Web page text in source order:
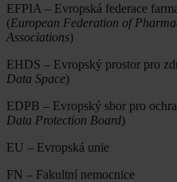
EFPIA – Evropská federace
(European Federation of
Associations)
EHDS – Evropský prostor pro
Data Space)
EDPB – Evropský sbor pro
Data Protection Board)
EU – Evropská unie
FN – Fakultní nemocnice